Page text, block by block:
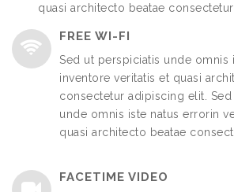
quasi architecto beatae
FREE WI-FI
Sed ut perspiciatis unde omnis
inventore veritatis et quasi
consectetur adipiscing elit.
unde omnis iste natus errorin
quasi architecto beatae
FACETIME VIDEO